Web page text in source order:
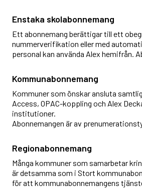
Enstaka skolabonnemang
Ett abonnemang berättigar till ett
nummerverifikation eller med
personal kan använda Alex hemifrån.
Kommunabonnemang
Kommuner som önskar ansluta
Access, OPAC-koppling och Alex
institutioner.
Abonnemangen är av
Regionabonnemang
Många kommuner som samarbetar
är detsamma som i Stort
för att kommunabonnemangens